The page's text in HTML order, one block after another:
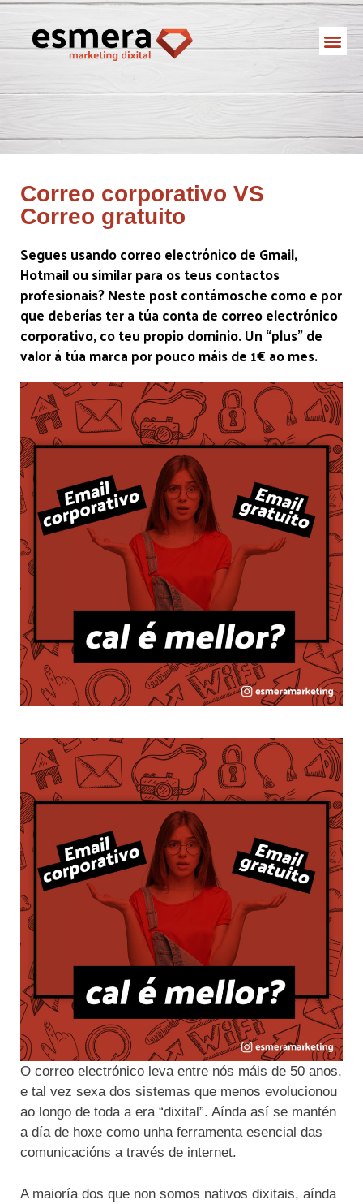
Correo corporativo VS
Correo gratuito
Segues usando correo electrónico de Gmail,
Hotmail ou similar para os teus contactos
profesionais? Neste post contámosche como e por
que deberías ter a túa conta de correo electrónico
corporativo, co teu propio dominio. Un “plus” de
valor á túa marca por pouco máis de 1€ ao mes.
O correo electrónico leva entre nós máis de 50 anos,
e tal vez sexa dos sistemas que menos evolucionou
ao longo de toda a era “dixital”. Aínda así se mantén
a día de hoxe como unha ferramenta esencial das
comunicacións a través de internet.
A maioría dos que non somos nativos dixitais, aínda